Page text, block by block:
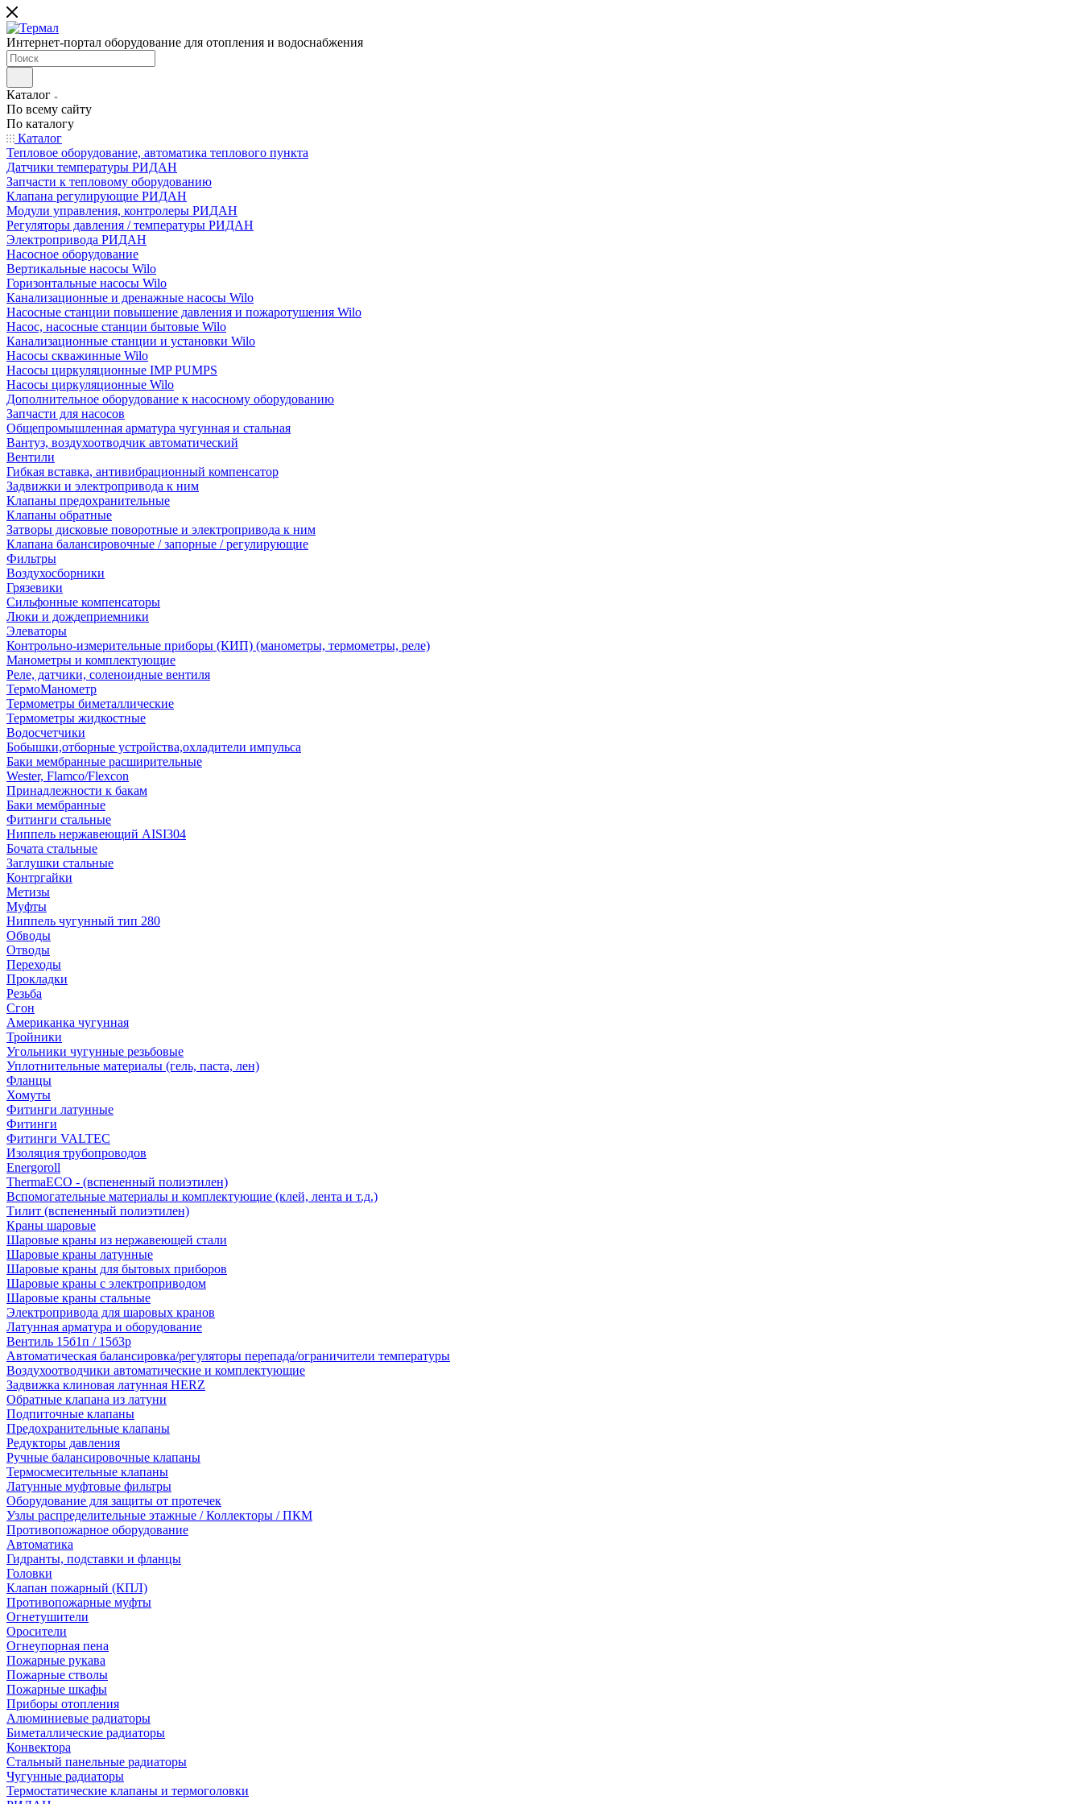
Интернет-портал оборудование для отопления и водоснабжения
Каталог
По всему сайту
По каталогу
Каталог
Тепловое оборудование, автоматика теплового пункта
Датчики температуры РИДАН
Запчасти к тепловому оборудованию
Клапана регулирующие РИДАН
Модули управления, контролеры РИДАН
Регуляторы давления / температуры РИДАН
Электропривода РИДАН
Насосное оборудование
Вертикальные насосы Wilo
Горизонтальные насосы Wilo
Канализационные и дренажные насосы Wilo
Насосные станции повышение давления и пожаротушения Wilo
Насос, насосные станции бытовые Wilo
Канализационные станции и установки Wilo
Насосы скважинные Wilo
Насосы циркуляционные IMP PUMPS
Насосы циркуляционные Wilo
Дополнительное оборудование к насосному оборудованию
Запчасти для насосов
Общепромышленная арматура чугунная и стальная
Вантуз, воздухоотводчик автоматический
Вентили
Гибкая вставка, антивибрационный компенсатор
Задвижки и электропривода к ним
Клапаны предохранительные
Клапаны обратные
Затворы дисковые поворотные и электропривода к ним
Клапана балансировочные / запорные / регулирующие
Фильтры
Воздухосборники
Грязевики
Сильфонные компенсаторы
Люки и дождеприемники
Элеваторы
Контрольно-измерительные приборы (КИП) (манометры, термометры, реле)
Манометры и комплектующие
Реле, датчики, соленоидные вентиля
ТермоМанометр
Термометры биметаллические
Термометры жидкостные
Водосчетчики
Бобышки,отборные устройства,охладители импульса
Баки мембранные расширительные
Wester, Flamco/Flexcon
Принадлежности к бакам
Баки мембранные
Фитинги стальные
Ниппель нержавеющий AISI304
Бочата стальные
Заглушки стальные
Контргайки
Метизы
Муфты
Ниппель чугунный тип 280
Обводы
Отводы
Переходы
Прокладки
Резьба
Сгон
Американка чугунная
Тройники
Угольники чугунные резьбовые
Уплотнительные материалы (гель, паста, лен)
Фланцы
Хомуты
Фитинги латунные
Фитинги
Фитинги VALTEC
Изоляция трубопроводов
Energoroll
ThermaECO - (вспененный полиэтилен)
Вспомогательные материалы и комплектующие (клей, лента и т.д.)
Тилит (вспененный полиэтилен)
Краны шаровые
Шаровые краны из нержавеющей стали
Шаровые краны латунные
Шаровые краны для бытовых приборов
Шаровые краны с электроприводом
Шаровые краны стальные
Электропривода для шаровых кранов
Латунная арматура и оборудование
Вентиль 15б1п / 15б3р
Автоматическая балансировка/регуляторы перепада/ограничители температуры
Воздухоотводчики автоматические и комплектующие
Задвижка клиновая латунная HERZ
Обратные клапана из латуни
Подпиточные клапаны
Предохранительные клапаны
Редукторы давления
Ручные балансировочные клапаны
Термосмесительные клапаны
Латунные муфтовые фильтры
Оборудование для защиты от протечек
Узлы распределительные этажные / Коллекторы / ПКМ
Противопожарное оборудование
Автоматика
Гидранты, подставки и фланцы
Головки
Клапан пожарный (КПЛ)
Противопожарные муфты
Огнетушители
Оросители
Огнеупорная пена
Пожарные рукава
Пожарные стволы
Пожарные шкафы
Приборы отопления
Алюминиевые радиаторы
Биметаллические радиаторы
Конвектора
Стальный панельные радиаторы
Чугунные радиаторы
Термостатические клапаны и термоголовки